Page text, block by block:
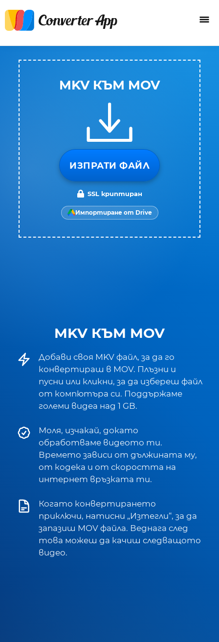
MKV КЪМ MOV
Добави своя MKV файл, за да го
конвертираш в MOV. Плъзни и
пусни или кликни, за да избереш файл
от компютъра си. Поддържаме
големи видеа над 1 GB.
Моля, изчакай, докато
обработваме видеото ти.
Времето зависи от дължината му,
от кодека и от скоростта на
интернет връзката ти.
Когато конвертирането
приключи, натисни „Изтегли“, за да
запазиш MOV файла. Веднага след
това можеш да качиш следващото
видео.
MKV КЪМ MOV
ИЗПРАТИ ФАЙЛ
SSL криптиран
Импортиране от Drive